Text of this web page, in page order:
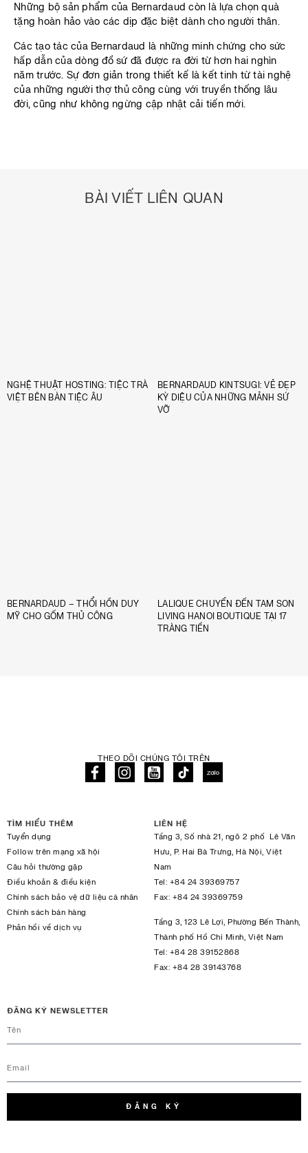
Những bộ sản phẩm của Bernardaud còn là lựa chọn quà
tặng hoàn hảo vào các dịp đặc biệt dành cho người thân.
Các tạo tác của Bernardaud là những minh chứng cho sức
hấp dẫn của dòng đồ sứ đã được ra đời từ hơn hai nghìn
năm trước. Sự đơn giản trong thiết kế là kết tinh từ tài nghệ
của những người thợ thủ công cùng với truyền thống lâu
đời, cũng như không ngừng cập nhật cải tiến mới.
BÀI VIẾT LIÊN QUAN
NGHỆ THUẬT HOSTING: TIỆC TRÀ
VIỆT BÊN BÀN TIỆC ÂU
BERNARDAUD KINTSUGI: VẺ ĐẸP
KỲ DIỆU CỦA NHỮNG MẢNH SỨ
VỠ
BERNARDAUD – THỔI HỒN DUY
MỸ CHO GỐM THỦ CÔNG
LALIQUE CHUYỂN ĐẾN TAM SON
LIVING HANOI BOUTIQUE TẠI 17
TRÀNG TIỀN
THEO DÕI CHÚNG TÔI TRÊN
TÌM HIỂU THÊM
Tuyển dụng
Follow trên mạng xã hội
Câu hỏi thường gặp
Điều khoản & điều kiện
Chính sách bảo vệ dữ liệu cá nhân
Chính sách bán hàng
Phản hồi về dịch vụ
LIÊN HỆ
Tầng 3, Số nhà 21, ngõ 2 phố Lê Văn
Hưu, P. Hai Bà Trưng, Hà Nội, Việt
Nam
Tel: +84 24 39369757
Fax: +84 24 39369759
Tầng 3, 123 Lê Lợi, Phường Bến Thành,
Thành phố Hồ Chí Minh, Việt Nam
Tel: +84 28 39152868
Fax: +84 28 39143768
ĐĂNG KÝ NEWSLETTER
ĐĂNG KÝ